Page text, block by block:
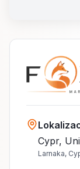
Cypr,
Larnaka,